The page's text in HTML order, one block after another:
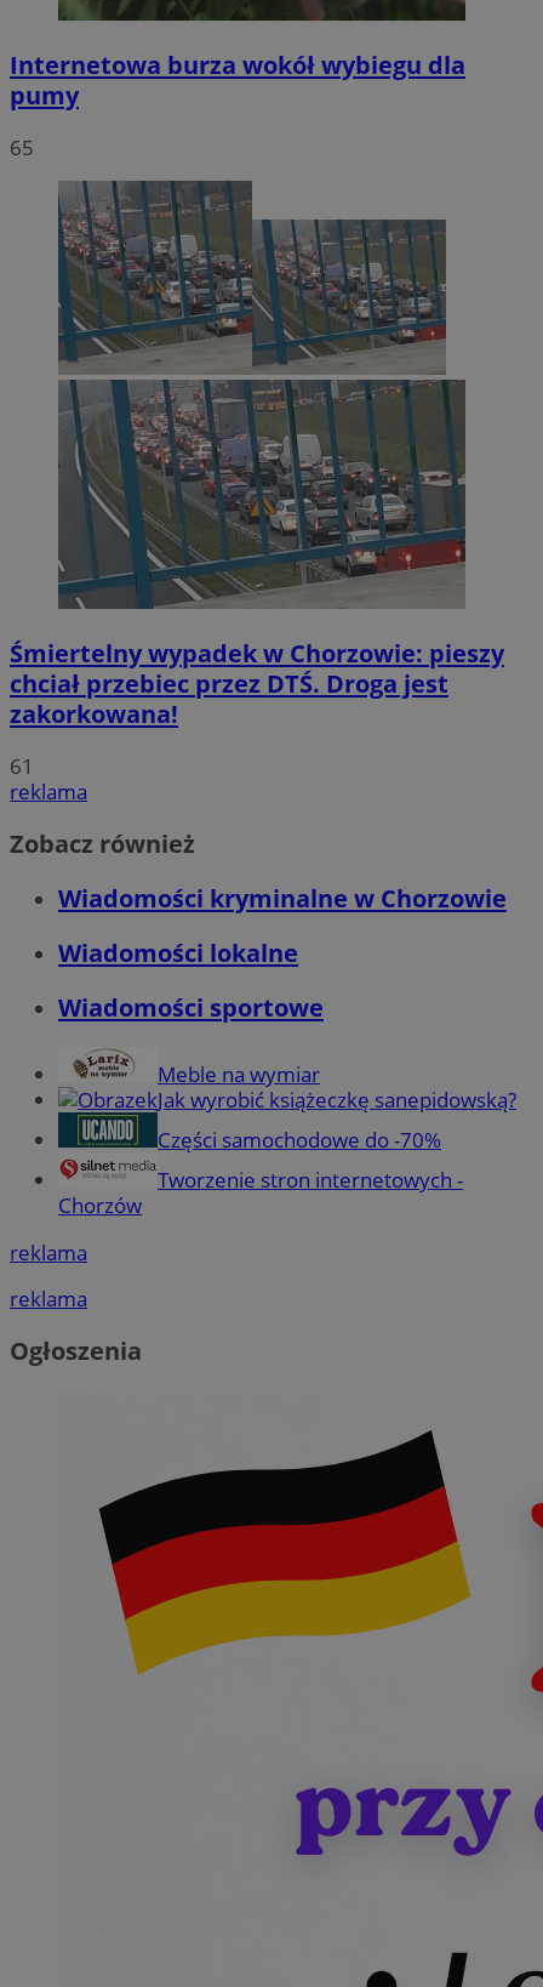
Internetowa burza wokół wybiegu dla
pumy
65
Śmiertelny wypadek w Chorzowie: pieszy
chciał przebiec przez DTŚ. Droga jest
zakorkowana!
61
reklama
Zobacz również
Wiadomości kryminalne w Chorzowie
Wiadomości lokalne
Wiadomości sportowe
Meble na wymiar
Jak wyrobić książeczkę sanepidowską?
Części samochodowe do -70%
Tworzenie stron internetowych -
Chorzów
reklama
reklama
Ogłoszenia